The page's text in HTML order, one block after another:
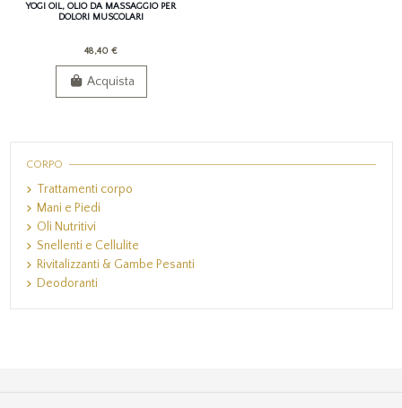
YOGI OIL, OLIO DA MASSAGGIO PER
DOLORI MUSCOLARI
48,40 €
Acquista
CORPO
Trattamenti corpo
Mani e Piedi
Oli Nutritivi
Snellenti e Cellulite
Rivitalizzanti & Gambe Pesanti
Deodoranti